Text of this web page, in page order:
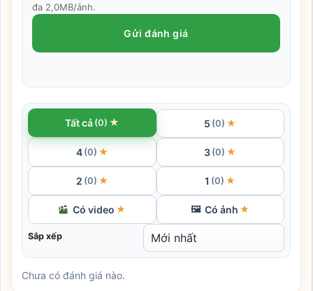
đa 2,0MB/ảnh.
Gửi đánh giá
Tất cả (0) ★ 5 (0) ★
4 (0) ★ 3 (0) ★
2 (0) ★ 1 (0) ★
Có video ★ 🖼 Có ảnh ★
Sắp xếp
Chưa có đánh giá nào.